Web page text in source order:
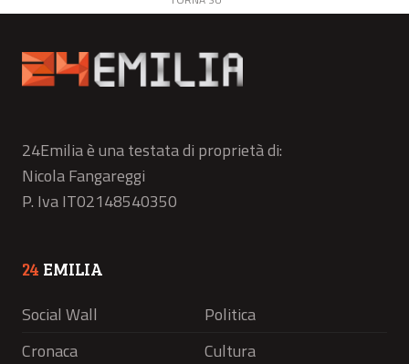
24Emilia è una testata di proprietà di:
Nicola Fangareggi
P. Iva IT02148540350
24 EMILIA
Social Wall
Politica
Cronaca
Cultura